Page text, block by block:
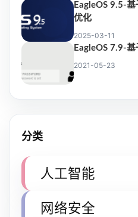
EagleOS 9.5-
优化
2025-03-11
EagleOS 7.9-
2021-05-23
分类
人工智能
网络安全